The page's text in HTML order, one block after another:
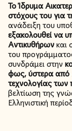
Το Ίδρυμα
στόχους του για
ανάδειξη του
εξακολουθεί να
Αντικυθήρωνκαι
του
συνδράμει στην
φως, ύστερα από
τεχνολογίας
βελτίωση της
Ελληνιστική